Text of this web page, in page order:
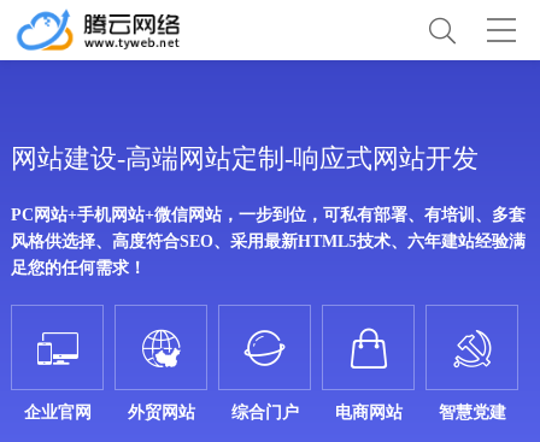
网站建设-高端网站定制-响应式网站开发
PC网站+手机网站+微信网站，一步到位，可私有部署、有培训、多套
风格供选择、高度符合SEO、采用最新HTML5技术、六年建站经验满
足您的任何需求！

企业官网

外贸网站

综合门户

电商网站

智慧党建